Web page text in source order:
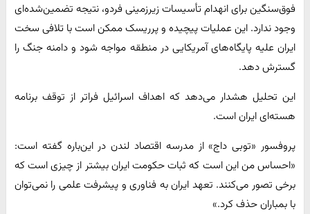
فوق‌سنگین برای انهدام تأسیسات زیرزمینی فردو، نتیجه تضمین‌شده‌ای
وجود ندارد. این عملیات پیچیده و پرریسک ممکن است با تلافی سخت
ایران علیه پایگاه‌های آمریکایی در منطقه مواجه شود و دامنه جنگ را
گسترش دهد.
این تحلیل هشدار می‌دهد که اهداف اسرائیل فراتر از توقف برنامه
هسته‌ای ایران است.
پروفسور «توبی داج» از مدرسه اقتصاد لندن در این‌باره گفته است:
«احساس من این است که ثبات حکومت ایران بیشتر از چیزی است که
برخی تصور می‌کنند. تعهد ایران به فناوری و پیشرفت علمی را نمی‌توان
با بمباران حذف کرد.»